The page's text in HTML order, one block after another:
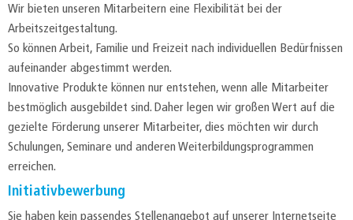
Wir bieten unseren Mitarbeitern eine Flexibilität bei der
Arbeitszeitgestaltung.
So können Arbeit, Familie und Freizeit nach individuellen Bedürfnissen
aufeinander abgestimmt werden.
Innovative Produkte können nur entstehen, wenn alle Mitarbeiter
bestmöglich ausgebildet sind. Daher legen wir großen Wert auf die
gezielte Förderung unserer Mitarbeiter, dies möchten wir durch
Schulungen, Seminare und anderen Weiterbildungsprogrammen
erreichen.
Initiativbewerbung
Sie haben kein passendes Stellenangebot auf unserer Internetseite